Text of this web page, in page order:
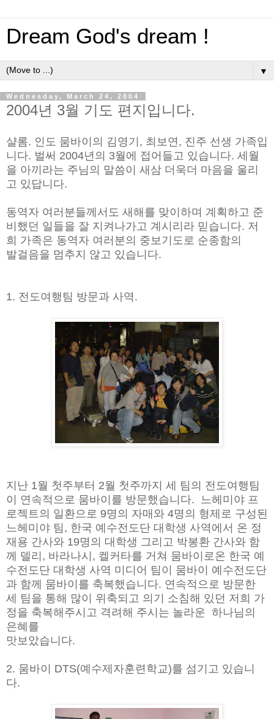
Dream God's dream !
▼
Wednesday, March 24, 2004
2004년 3월 기도 편지입니다.
샬롬. 인도 뭄바이의 김영기, 최보연, 진주 선생 가족입
니다. 벌써 2004년의 3월에 접어들고 있습니다. 세월
을 아끼라는 주님의 말씀이 새삼 더욱더 마음을 울리
고 있답니다.
동역자 여러분들께서도 새해를 맞이하며 계획하고 준
비했던 일들을 잘 지켜나가고 계시리라 믿습니다. 저
희 가족은 동역자 여러분의 중보기도로 순종함의
발걸음을 멈추지 않고 있습니다.
1. 전도여행팀 방문과 사역.
지난 1월 첫주부터 2월 첫주까지 세 팀의 전도여행팀
이 연속적으로 뭄바이를 방문했습니다. 느헤미야 프
로젝트의 일환으로 9명의 자매와 4명의 형제로 구성된
느헤미야 팀, 한국 예수전도단 대학생 사역에서 온 정
재용 간사와 19명의 대학생 그리고 박봉환 간사와 함
께 델리, 바라나시, 켈커타를 거쳐 뭄바이로온 한국 예
수전도단 대학생 사역 미디어 팀이 뭄바이 예수전도단
과 함께 뭄바이를 축복했습니다. 연속적으로 방문한
세 팀을 통해 많이 위축되고 의기 소침해 있던 저희 가
정을 축복해주시고 격려해 주시는 놀라운 하나님의
은혜를
맛보았습니다.
2. 뭄바이 DTS(예수제자훈련학교)를 섬기고 있습니
다.